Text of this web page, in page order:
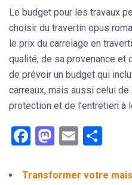
Le budget pour les travaux
choisir du travertin opus
le prix du carrelage en
qualité, de sa provenance et
de prévoir un budget qui
carreaux, mais aussi celui
protection et de l’entretien à
Facebook
Mastodon
Email
Transformer votre